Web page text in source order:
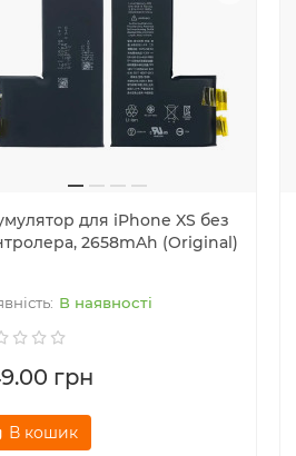
для iPhone XS без
2658mAh (Original)
В наявності
грн
В кошик